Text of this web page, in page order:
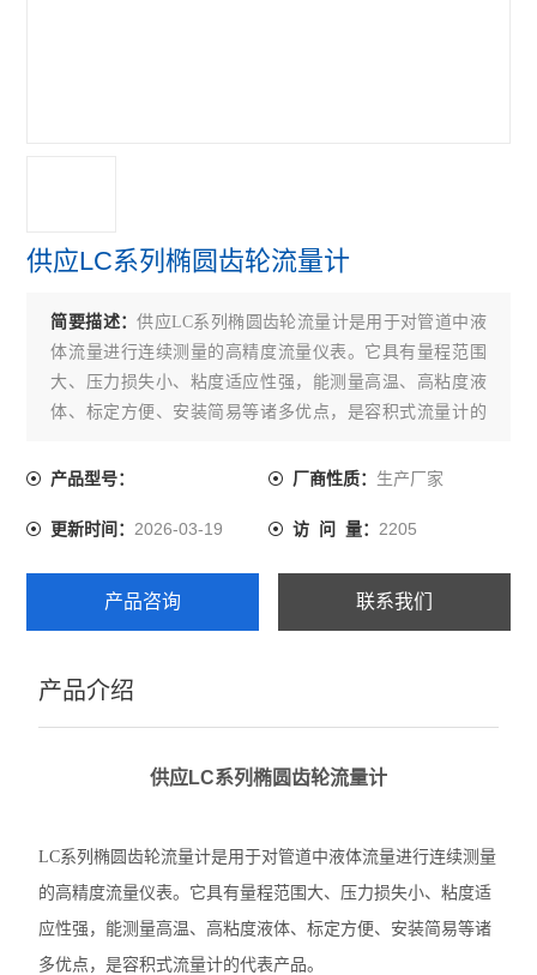
供应LC系列椭圆齿轮流量计
简要描述：供应LC系列椭圆齿轮流量计是用于对管道中液
体流量进行连续测量的高精度流量仪表。它具有量程范围
大、压力损失小、粘度适应性强，能测量高温、高粘度液
体、标定方便、安装简易等诸多优点，是容积式流量计的
产品型号： 厂商性质： 生产厂家
更新时间：2026-03-19 访 问 量： 2205
产品咨询 联系我们
产品介绍
供应LC系列椭圆齿轮流量计
LC系列椭圆齿轮流量计是用于对管道中液体流量进行连续测量
的高精度流量仪表。 它具有量程范围大、压力损失小、粘度适
应性强，能测量高温、高粘度液体、标定方便、安装简易等诸
多优点，是容积式流量计的代表产品。